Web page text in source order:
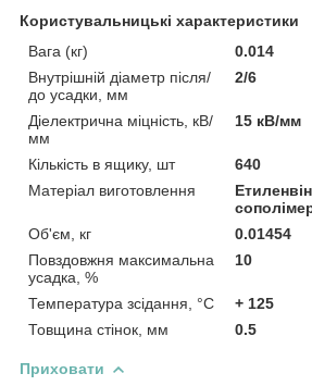
Користувальницькі характеристики
Вага (кг)
0.014
Внутрішній діаметр після/
до усадки, мм
2/6
Діелектрична міцність, кВ/
мм
15 кВ/мм
Кількість в ящику, шт
640
Матеріал виготовлення
Об'єм, кг
0.01454
Повздовжня максимальна
усадка, %
10
Температура зсідання, °C
+ 125
Товщина стінок, мм
0.5
Приховати